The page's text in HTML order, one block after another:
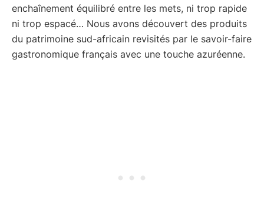
enchaînement équilibré entre les mets, ni trop rapide
ni trop espacé… Nous avons découvert des produits
du patrimoine sud-africain revisités par le savoir-faire
gastronomique français avec une touche azuréenne.